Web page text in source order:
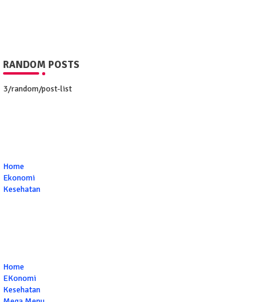
RANDOM POSTS
3/random/post-list
Home
Ekonomi
Kesehatan
Home
EKonomi
Kesehatan